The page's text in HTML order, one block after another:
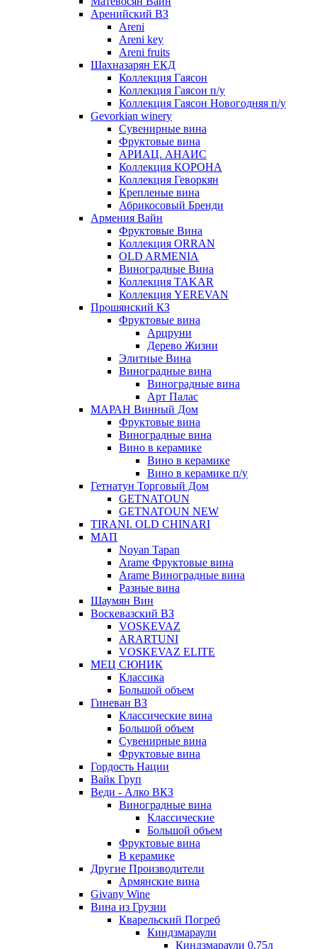
Аренийский ВЗ
Areni
Areni key
Areni fruits
Шахназарян ЕКД
Коллекция Гаясон
Коллекция Гаясон п/у
Коллекция Гаясон Новогодняя п/у
Gevorkian winery
Сувенирные вина
Фруктовые вина
АРИАЦ. АНАИС
Коллекция КОРОНА
Коллекция Геворкян
Крепленые вина
Абрикосовый Бренди
Армения Вайн
Фруктовые Вина
Коллекция ORRAN
OLD ARMENIA
Виноградные Вина
Коллекция TAKAR
Коллекция YEREVAN
Прошянский КЗ
Фруктовые вина
Арцруни
Дерево Жизни
Элитные Вина
Виноградные вина
Виноградные вина
Арт Палас
МАРАН Винный Дом
Фруктовые вина
Виноградные вина
Вино в керамике
Вино в керамике
Вино в керамике п/у
Гетнатун Торговый Дом
GETNATOUN
GETNATOUN NEW
TIRANI. OLD CHINARI
МАП
Noyan Tapan
Arame Фруктовые вина
Arame Виноградные вина
Разные вина
Шаумян Вин
Воскевазский ВЗ
VOSKEVAZ
ARARTUNI
VOSKEVAZ ELITE
МЕЦ СЮНИК
Классика
Большой объем
Гиневан ВЗ
Классические вина
Большой объем
Сувенирные вина
Фруктовые вина
Гордость Нации
Вайк Груп
Веди - Алко ВКЗ
Виноградные вина
Классические
Большой объем
Фруктовые вина
В керамике
Другие Производители
Армянские вина
Givany Wine
Вина из Грузии
Кварельский Погреб
Киндзмараули
Киндзмараули 0,75л